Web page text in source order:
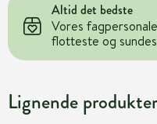
Altid det bedste
Vores
flotteste og
Lignende produkter